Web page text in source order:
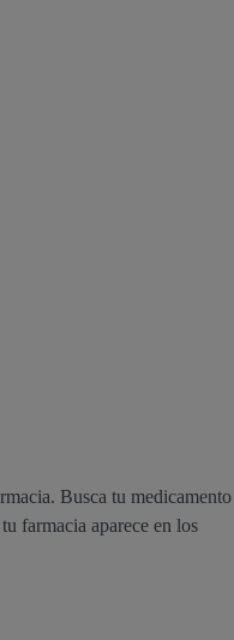
Busca tu medicamento
farmacia aparece en los